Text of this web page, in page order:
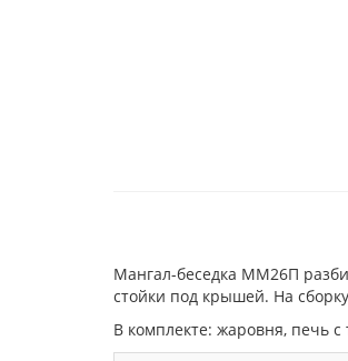
Мангал-беседка ММ26П
стойки под крышей. На
В комплекте: жаровня, печь